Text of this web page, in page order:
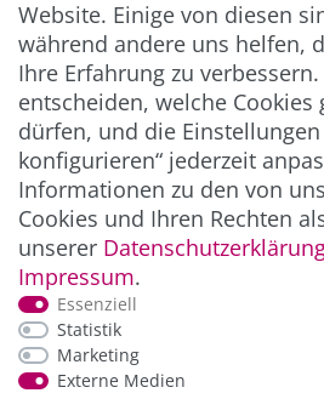
ZAHLUNG & VERSAND
*Alle Preise inkl. der gesetzl. MwSt. zzgl.
und Versandkosten
Website. Einige von diesen
während andere uns helfen,
Ihre Erfahrung zu
entscheiden, welche Cookies
dürfen, und die
konfigurieren“ jederzeit
Informationen zu den von
Cookies und Ihren Rechten
unserer
Impressum.
Essenziell
Statistik
Marketing
Externe Medien